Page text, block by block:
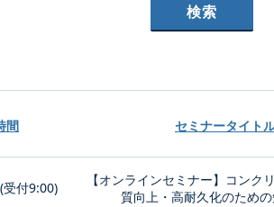
間 セミナータイト
付9:00)
【オンラインセミナー】コンク
質向上・高耐久化のため